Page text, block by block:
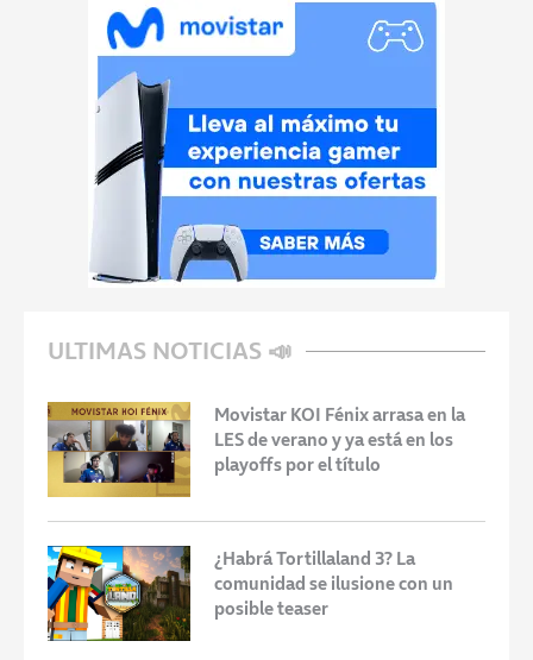
ULTIMAS NOTICIAS 📣
Movistar KOI Fénix arrasa en la
LES de verano y ya está en los
playoffs por el título
¿Habrá Tortillaland 3? La
comunidad se ilusione con un
posible teaser